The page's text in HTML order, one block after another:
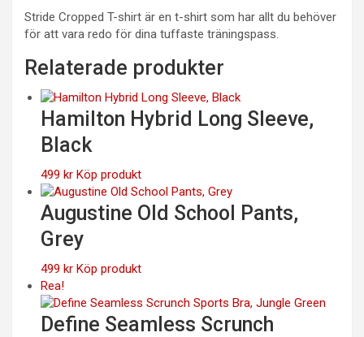
Stride Cropped T-shirt är en t-shirt som har allt du behöver
för att vara redo för dina tuffaste träningspass.
Relaterade produkter
Hamilton Hybrid Long Sleeve,
Black
499 kr Köp produkt
Augustine Old School Pants,
Grey
499 kr Köp produkt
Rea!
Define Seamless Scrunch